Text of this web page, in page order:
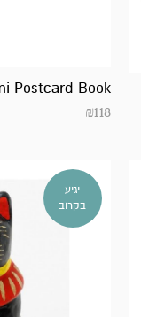
Postcard Book
₪118
יגיע
בקרוב